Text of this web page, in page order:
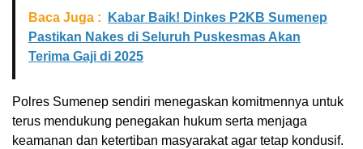
Baca Juga :
Kabar Baik! Dinkes P2KB Sumenep
Pastikan Nakes di Seluruh Puskesmas Akan
Terima Gaji di 2025
Polres Sumenep sendiri menegaskan komitmennya untuk
terus mendukung penegakan hukum serta menjaga
keamanan dan ketertiban masyarakat agar tetap kondusif.